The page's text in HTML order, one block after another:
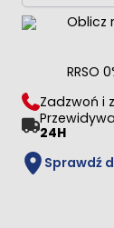
Oblicz
RRSO
Zadzwoń i
24H
Sprawdź